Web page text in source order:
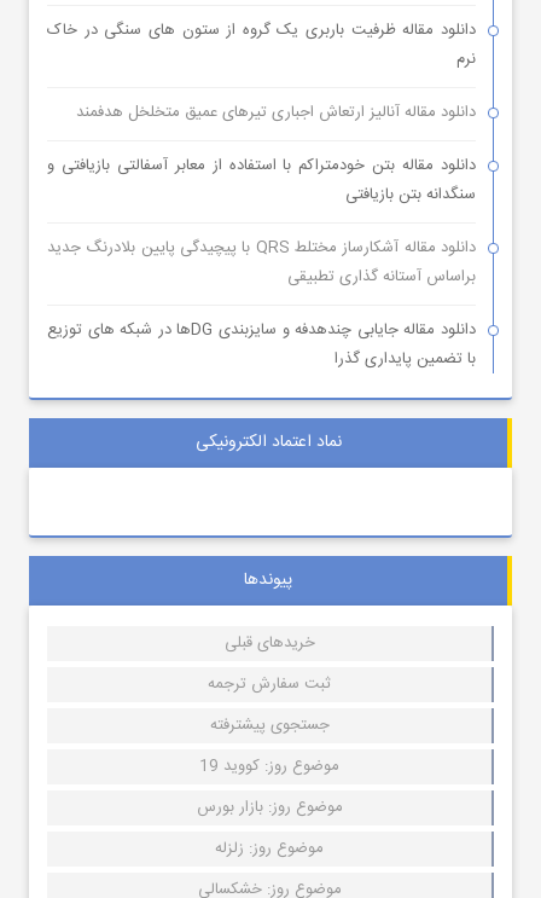
دانلود مقاله ظرفیت باربری یک گروه از ستون های سنگی در خاک
نرم
دانلود مقاله آنالیز ارتعاش اجباری تیرهای عمیق متخلخل هدفمند
دانلود مقاله بتن خودمتراکم با استفاده از معابر آسفالتی بازیافتی و
سنگدانه بتن بازیافتی
دانلود مقاله آشکارساز مختلط QRS با پیچیدگی پایین بلادرنگ جدید
براساس آستانه گذاری تطبیقی
دانلود مقاله جایابی چندهدفه و سایزبندی DGها در شبکه های توزیع
با تضمین پایداری گذرا
نماد اعتماد الکترونیکی
پیوندها
خریدهای قبلی
ثبت سفارش ترجمه
جستجوی پیشترفته
موضوع روز: کووید 19
موضوع روز: بازار بورس
موضوع روز: زلزله
موضوع روز: خشکسالی